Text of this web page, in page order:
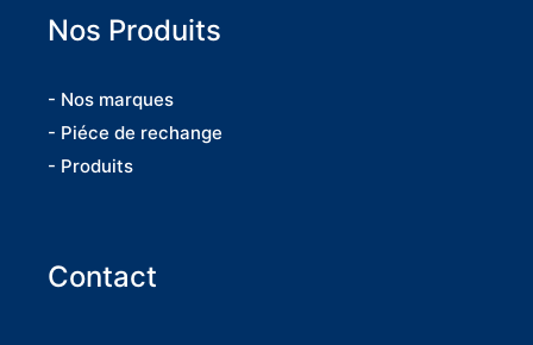
Nos Produits
- Nos marques
- Piéce de rechange
- Produits
Contact